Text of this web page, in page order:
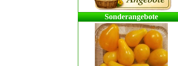
Sonderangebote